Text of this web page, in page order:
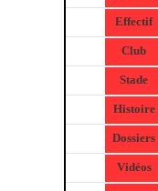
Effectif
Club
Stade
Histoire
Dossiers
Vidéos